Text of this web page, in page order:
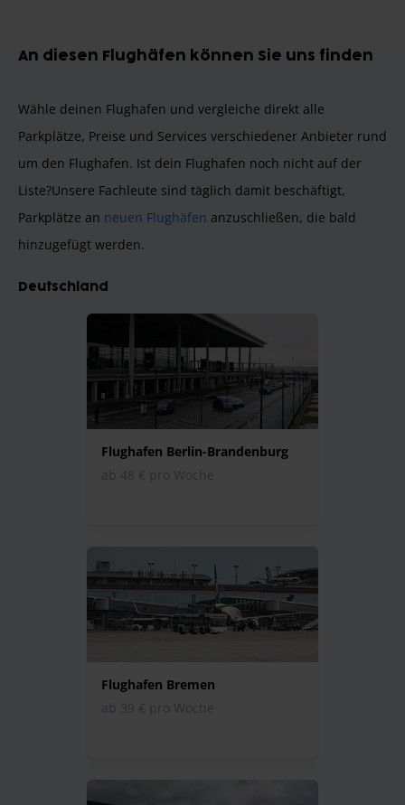
An diesen Flughäfen können Sie uns finden
Wähle deinen Flughafen und vergleiche direkt alle
Parkplätze, Preise und Services verschiedener Anbieter rund
um den Flughafen. Ist dein Flughafen noch nicht auf der
Liste?Unsere Fachleute sind täglich damit beschäftigt,
Parkplätze an neuen Flughäfen anzuschließen, die bald
hinzugefügt werden.
Deutschland
Flughafen Berlin-Brandenburg
ab 48 € pro Woche
Flughafen Bremen
ab 39 € pro Woche